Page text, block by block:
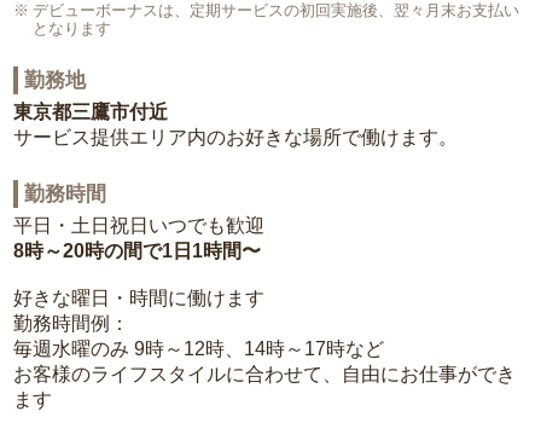
デビューボーナスは、定期サービスの初回実施後、翌々月末お支払い
となります
勤務地
東京都三鷹市付近
サービス提供エリア内のお好きな場所で働けます。
勤務時間
平日・土日祝日いつでも歓迎
8時～20時の間で1日1時間〜
好きな曜日・時間に働けます
勤務時間例：
毎週水曜のみ 9時～12時、14時～17時など
お客様のライフスタイルに合わせて、自由にお仕事ができ
ます